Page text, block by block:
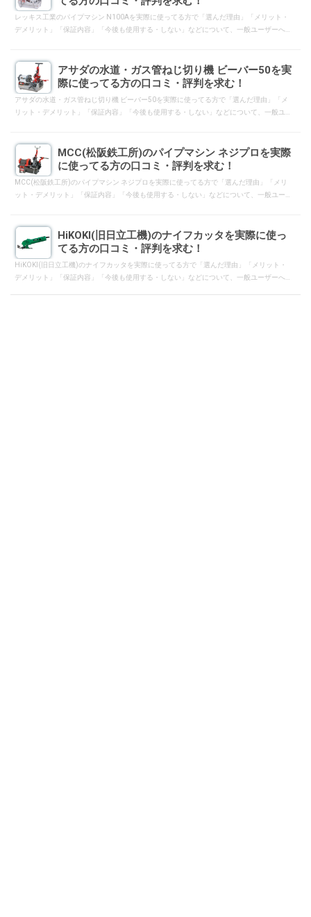
レッキス工業のパイプマシン N100Aを実際に使ってる方で「選んだ理由」「メリット・
デメリット」「保証内容」「今後も使用する・しない」などについて、一般ユーザーへ
アサダの水道・ガス管ねじ切り機 ビーバー50を実
際に使ってる方の口コミ・評判を求む！
アサダの水道・ガス管ねじ切り機 ビーバー50を実際に使ってる方で「選んだ理由」「メ
リット・デメリット」「保証内容」「今後も使用する・しない」などについて、一般ユ
MCC(松阪鉄工所)のパイプマシン ネジプロを実際
に使ってる方の口コミ・評判を求む！
MCC(松阪鉄工所)のパイプマシン ネジプロを実際に使ってる方で「選んだ理由」「メリ
ット・デメリット」「保証内容」「今後も使用する・しない」などについて、一般ユー
HiKOKI(旧日立工機)のナイフカッタを実際に使っ
てる方の口コミ・評判を求む！
HiKOKI(旧日立工機)のナイフカッタを実際に使ってる方で「選んだ理由」「メリット・
デメリット」「保証内容」「今後も使用する・しない」などについて、一般ユーザーへ